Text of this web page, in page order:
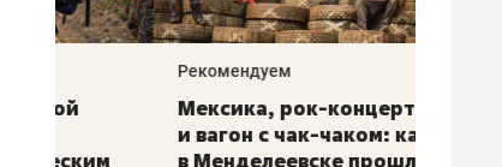
Рекомендуем
Мексика, рок-концерт
и вагон с чак-чаком: как
в Менделеевске прошла